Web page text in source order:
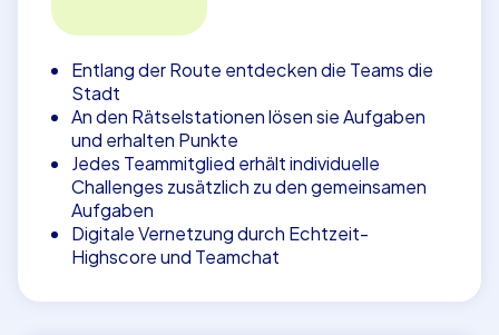
Entlang der Route entdecken die Teams die
Stadt
An den Rätselstationen lösen sie Aufgaben
und erhalten Punkte
Jedes Teammitglied erhält individuelle
Challenges zusätzlich zu den gemeinsamen
Aufgaben
Digitale Vernetzung durch Echtzeit-
Highscore und Teamchat